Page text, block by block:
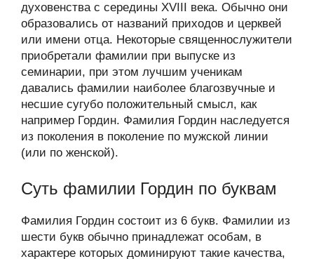
духовенства с середины XVIII века. Обычно они
образовались от названий приходов и церквей
или имени отца. Некоторые священнослужители
приобретали фамилии при выпуске из
семинарии, при этом лучшим ученикам
давались фамилии наиболее благозвучные и
несшие сугубо положительный смысл, как
например Гордин. Фамилия Гордин наследуется
из поколения в поколение по мужской линии
(или по женской).
Суть фамилии Гордин по буквам
Фамилия Гордин состоит из 6 букв. Фамилии из
шести букв обычно принадлежат особам, в
характере которых доминируют такие качества,